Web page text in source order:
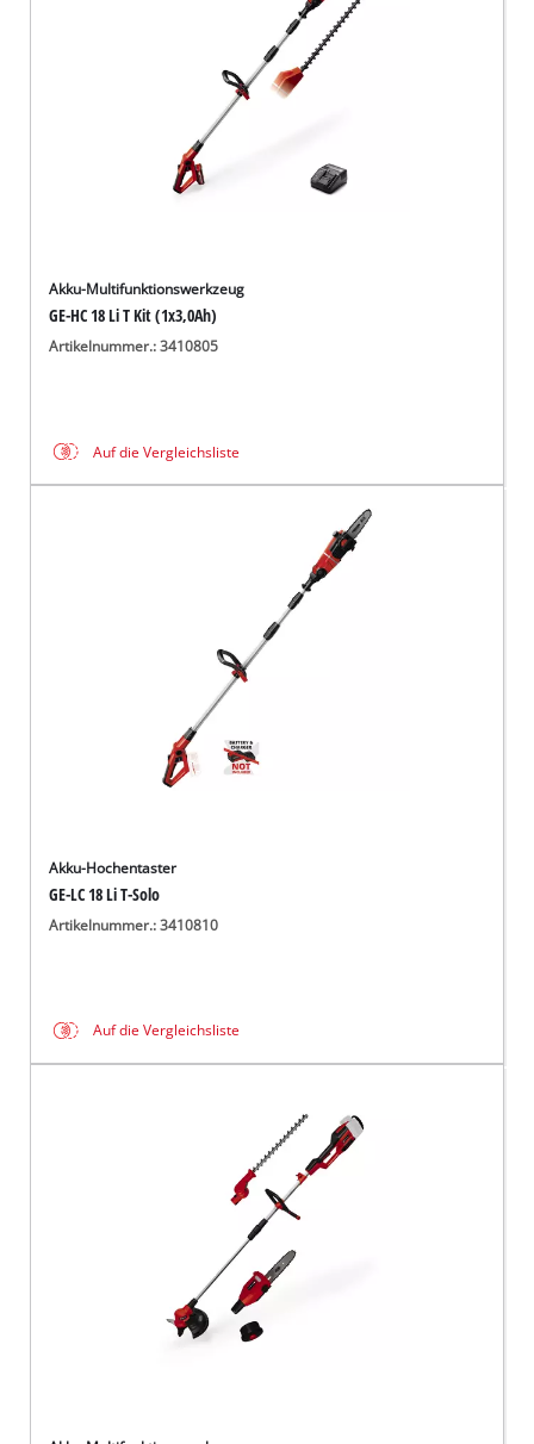
Akku-Multifunktionswerkzeug
GE-HC 18 Li T Kit (1x3,0Ah)
Artikelnummer.: 3410805
Auf die Vergleichsliste
Akku-Hochentaster
GE-LC 18 Li T-Solo
Artikelnummer.: 3410810
Auf die Vergleichsliste